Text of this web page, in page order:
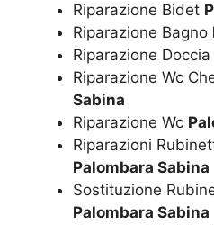
Riparazione Bidet
Riparazione Bagno
Riparazione Doccia
Riparazione Wc
Sabina
Riparazione Wc
Riparazioni
Palombara Sabina
Sostituzione
Palombara Sabina